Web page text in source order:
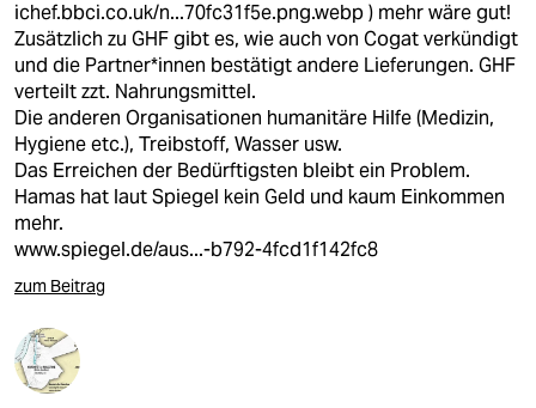
ichef.bbci.co.uk/n...70fc31f5e.png.webp) mehr wäre gut!
Zusätzlich zu GHF gibt es, wie auch von Cogat verkündigt
und die Partner*innen bestätigt andere Lieferungen. GHF
verteilt zzt. Nahrungsmittel.
Die anderen Organisationen humanitäre Hilfe (Medizin,
Hygiene etc.), Treibstoff, Wasser usw.
Das Erreichen der Bedürftigsten bleibt ein Problem.
Hamas hat laut Spiegel kein Geld und kaum Einkommen
mehr.
www.spiegel.de/aus...-b792-4fcd1f142fc8
zum Beitrag